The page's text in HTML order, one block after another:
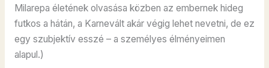
Milarepa életének olvasása közben az embernek hideg
futkos a hátán, a Karnevált akár végig lehet nevetni, de ez
egy szubjektív esszé – a személyes élményeimen
alapul.)